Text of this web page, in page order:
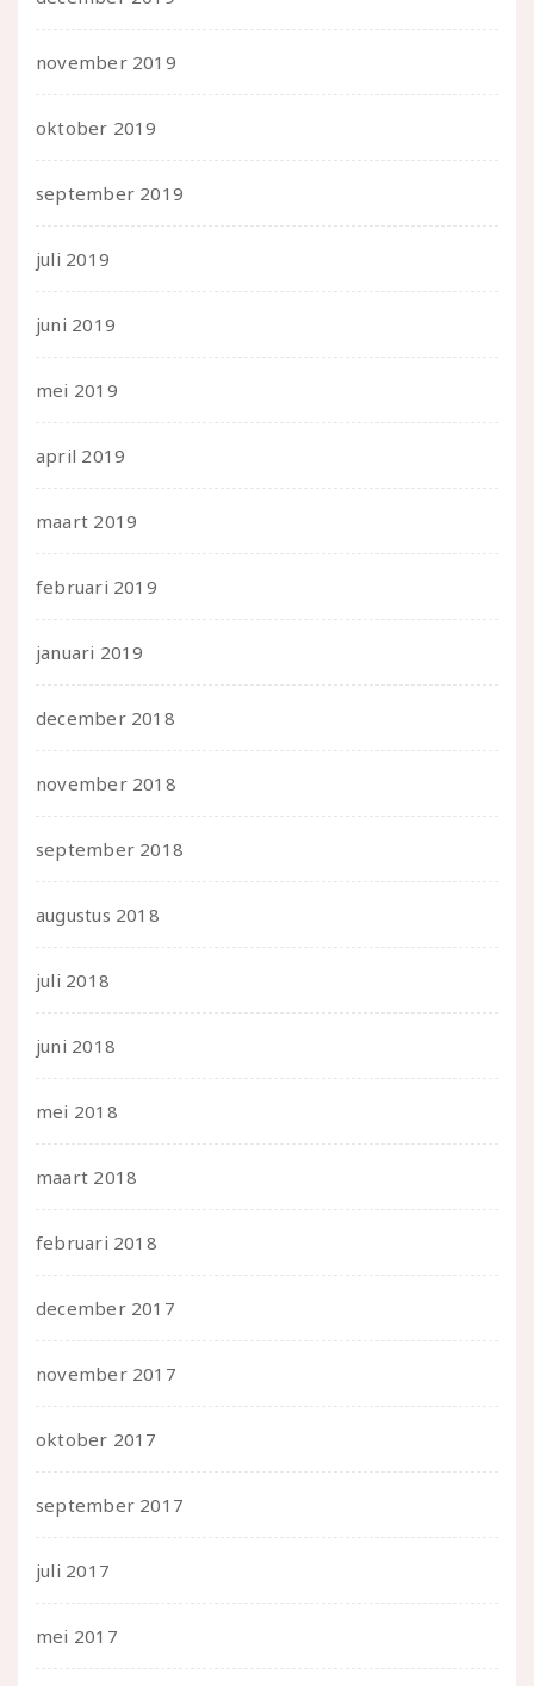
november 2019
oktober 2019
september 2019
juli 2019
juni 2019
mei 2019
april 2019
maart 2019
februari 2019
januari 2019
december 2018
november 2018
september 2018
augustus 2018
juli 2018
juni 2018
mei 2018
maart 2018
februari 2018
december 2017
november 2017
oktober 2017
september 2017
juli 2017
mei 2017